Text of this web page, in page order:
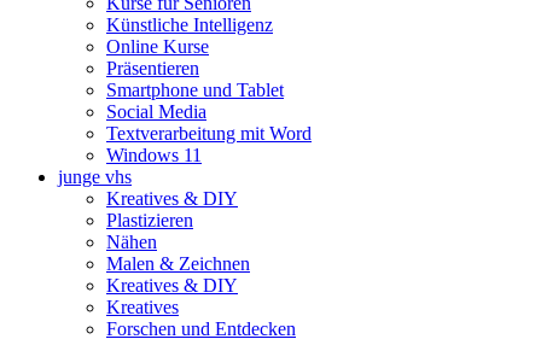
Künstliche Intelligenz
Online Kurse
Präsentieren
Smartphone und Tablet
Social Media
Textverarbeitung mit Word
Windows 11
junge vhs
Kreatives & DIY
Plastizieren
Nähen
Malen & Zeichnen
Kreatives & DIY
Kreatives
Forschen und Entdecken